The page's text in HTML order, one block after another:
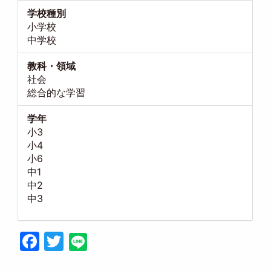
学校種別
小学校
中学校
教科・領域
社会
総合的な学習
学年
小3
小4
小6
中1
中2
中3
Facebook
Twitter